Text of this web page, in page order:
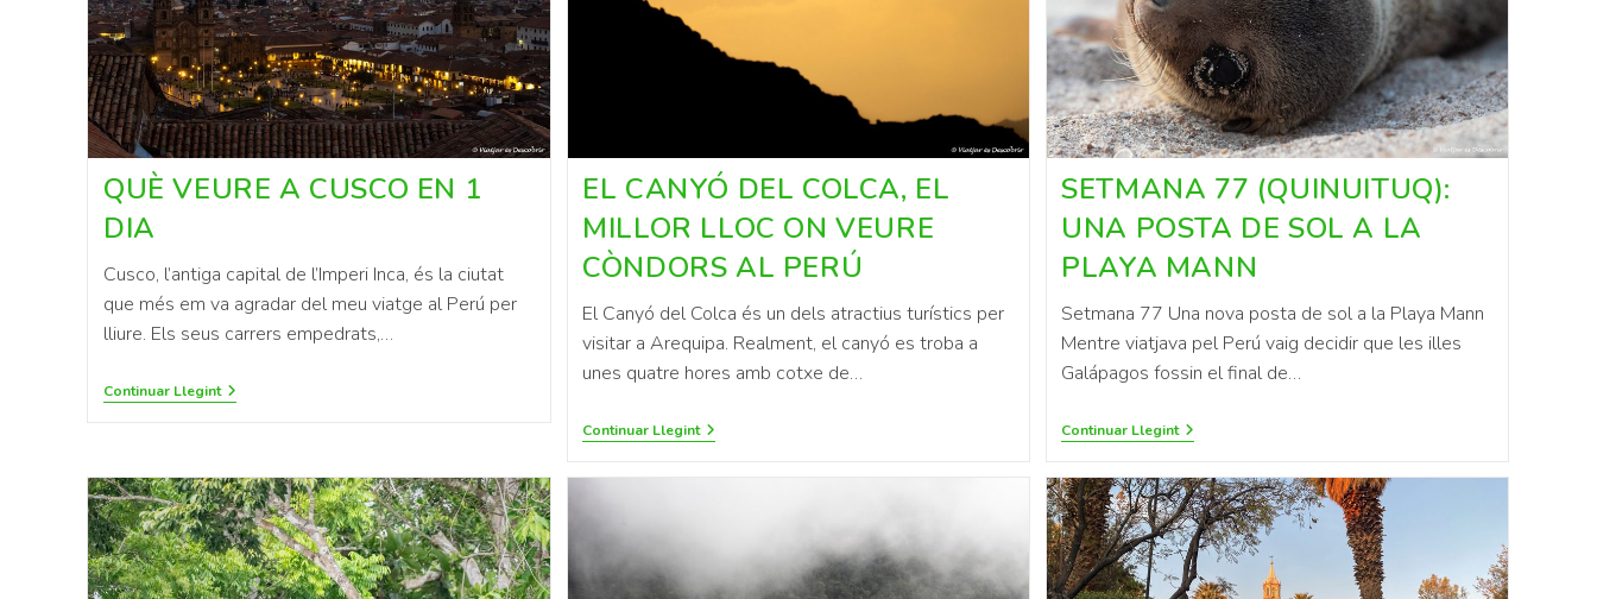
QUÈ VEURE A CUSCO EN 1
DIA
Cusco, l’antiga capital de l’Imperi Inca, és la ciutat
que més em va agradar del meu viatge al Perú per
lliure. Els seus carrers empedrats,…
Continuar Llegint
EL CANYÓ DEL COLCA, EL
MILLOR LLOC ON VEURE
CÒNDORS AL PERÚ
El Canyó del Colca és un dels atractius turístics per
visitar a Arequipa. Realment, el canyó es troba a
unes quatre hores amb cotxe de…
Continuar Llegint
SETMANA 77 (QUINUITUQ):
UNA POSTA DE SOL A LA
PLAYA MANN
Setmana 77 Una nova posta de sol a la Playa Mann
Mentre viatjava pel Perú vaig decidir que les illes
Galápagos fossin el final de…
Continuar Llegint